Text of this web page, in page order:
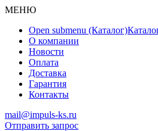
МЕНЮ
Open submenu (Каталог)
О компании
Новости
Оплата
Доставка
Гарантия
Контакты
mail@impuls-ks.ru
Отправить запрос